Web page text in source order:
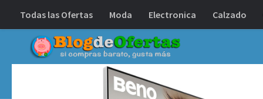
Debajo del contenido
Todas las Ofertas Moda Electronica Calzado